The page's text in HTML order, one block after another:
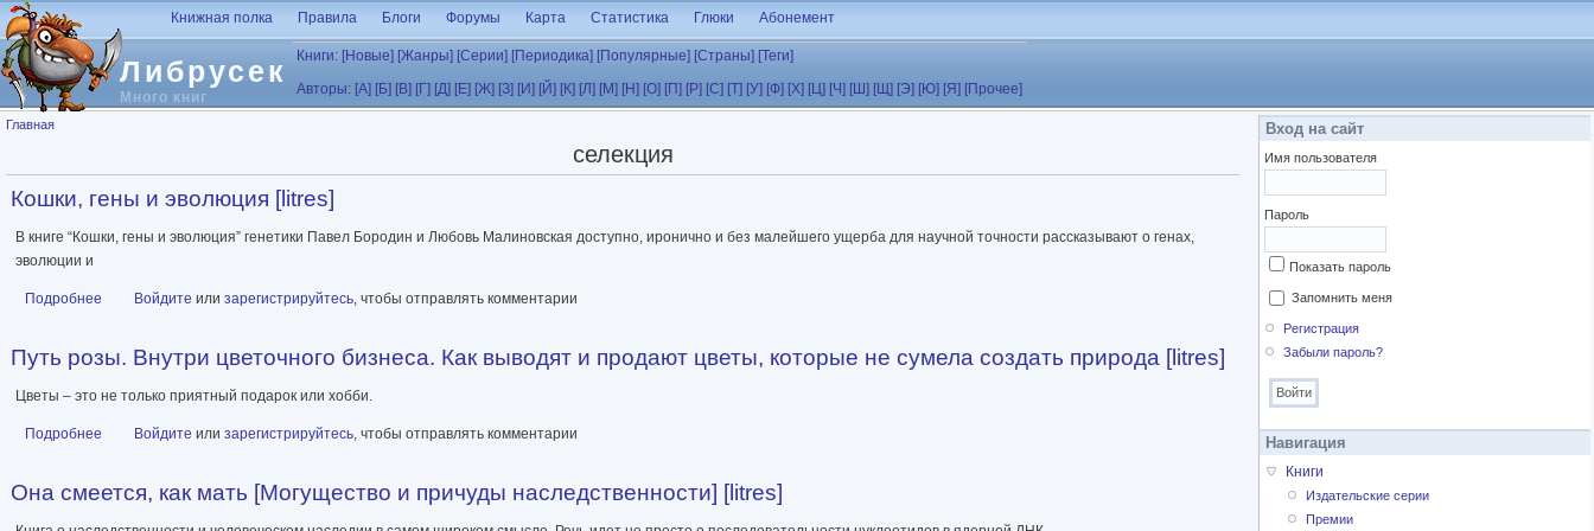
Перейти к основному содержанию
Либрусек
Много книг
Книжная полка Правила Блоги Форумы Карта Статистика Глюки Абонемент
Книги: [Новые] [Жанры] [Серии] [Периодика] [Популярные] [Страны] [Теги]
Авторы: [А] [Б] [В] [Г] [Д] [Е] [Ж] [З] [И] [Й] [К] [Л] [М] [Н] [О] [П] [Р] [С] [Т] [У] [Ф] [Х] [Ц] [Ч] [Ш] [Щ] [Э] [Ю] [Я] [Прочее]
Вы здесь
Главная
селекция
Кошки, гены и эволюция [litres]
В книге “Кошки, гены и эволюция” генетики Павел Бородин и Любовь Малиновская доступно, иронично и без малейшего ущерба для научной точности рассказывают о генах,
эволюции и
Подробнее о Кошки, гены и эволюция [litres]
Войдите или зарегистрируйтесь, чтобы отправлять комментарии
Путь розы. Внутри цветочного бизнеса. Как выводят и продают цветы, которые не сумела создать природа [litres]
Цветы – это не только приятный подарок или хобби.
Подробнее о Путь розы. Внутри цветочного бизнеса. Как выводят и продают цветы, которые не сумела создать природа [litres]
Войдите или зарегистрируйтесь, чтобы отправлять комментарии
Она смеется, как мать [Могущество и причуды наследственности] [litres]
Вход на сайт
Имя пользователя
Пароль
Показать пароль
Запомнить меня
Регистрация
Забыли пароль?
Навигация
Книги
Издательские серии
Премии